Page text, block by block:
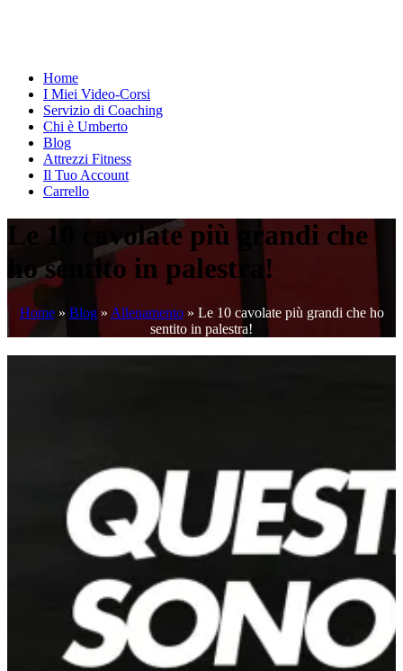
Home
I Miei Video-Corsi
Servizio di Coaching
Chi è Umberto
Blog
Attrezzi Fitness
Il Tuo Account
Carrello
Le 10 cavolate più grandi che
ho sentito in palestra!
Home» Blog» Allenamento» Le 10 cavolate più grandi che ho
sentito in palestra!